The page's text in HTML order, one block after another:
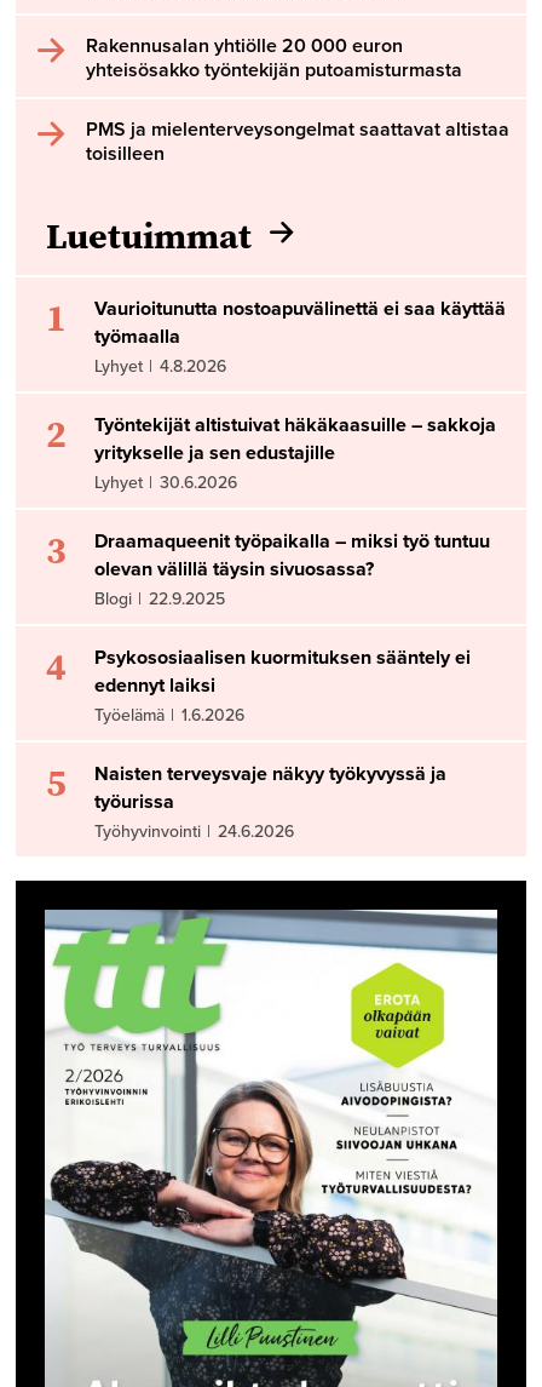
Rakennusalan yhtiölle 20 000 euron
yhteisösakko työntekijän putoamisturmasta
PMS ja mielenterveysongelmat saattavat altistaa
toisilleen
Luetuimmat
1
Vaurioitunutta nostoapuvälinettä ei saa käyttää
työmaalla
Lyhyet | 4.8.2026
2
Työntekijät altistuivat häkäkaasuille – sakkoja
yritykselle ja sen edustajille
Lyhyet | 30.6.2026
3
Draamaqueenit työpaikalla – miksi työ tuntuu
olevan välillä täysin sivuosassa?
Blogi | 22.9.2025
4
Psykososiaalisen kuormituksen sääntely ei
edennyt laiksi
Työelämä | 1.6.2026
5
Naisten terveysvaje näkyy työkyvyssä ja
työurissa
Työhyvinvointi | 24.6.2026